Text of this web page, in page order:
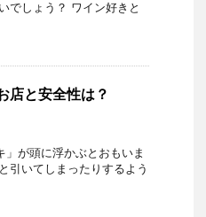
でしょう？ ワイン好きと
店と安全性は？
が頭に浮かぶとおもいま
引いてしまったりするよう